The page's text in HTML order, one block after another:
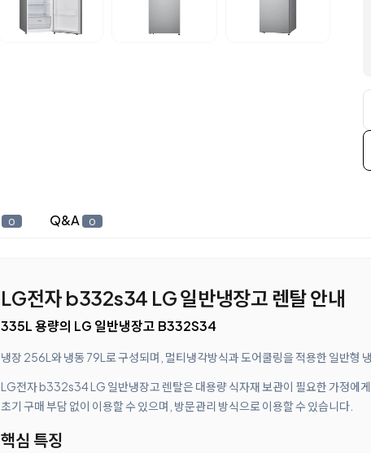
0 Q&A 0
LG전자 b332s34 LG 일반냉장고 렌탈 안내
335L 용량의 LG 일반냉장고 B332S34
냉장 256L와 냉동 79L로 구성되며, 멀티냉각방식과 도어쿨링을 적용한 일반형
LG전자 b332s34 LG 일반냉장고 렌탈은 대용량 식자재 보관이 필요한 가정에
초기 구매 부담 없이 이용할 수 있으며, 방문관리 방식으로 이용할 수 있습니다.
핵심 특징